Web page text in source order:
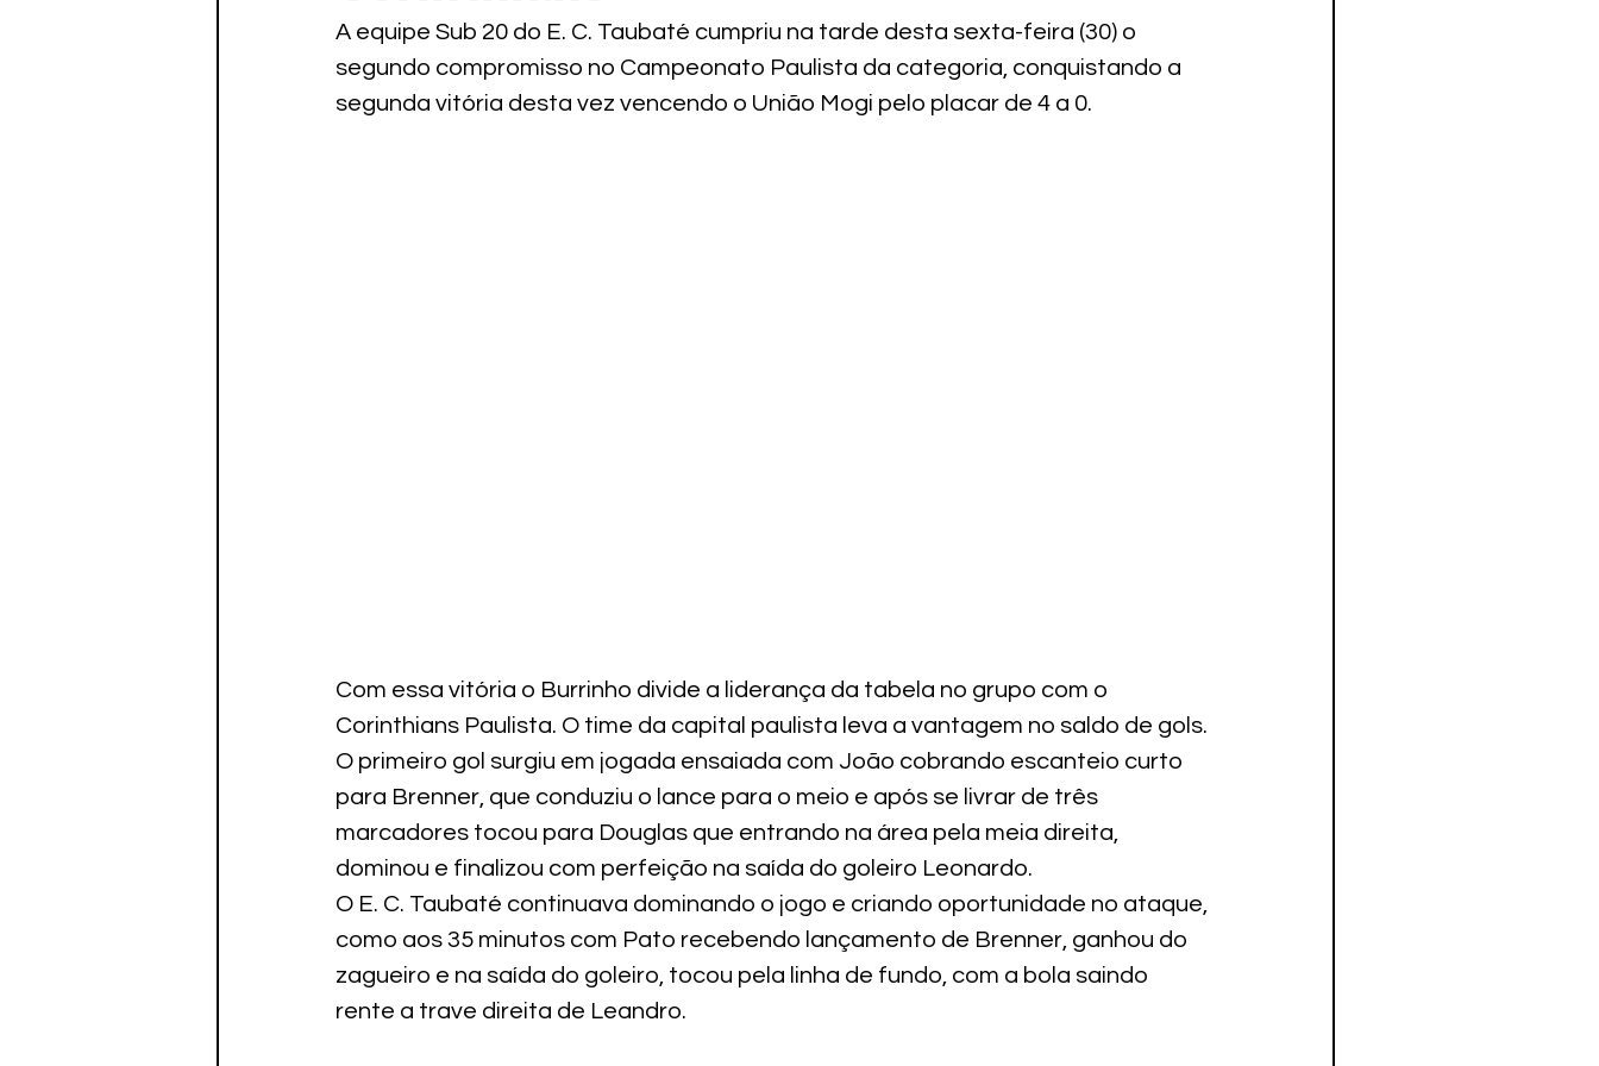
A equipe Sub 20 do E. C. Taubaté cumpriu na tarde desta sexta-feira (30) o
segundo compromisso no Campeonato Paulista da categoria, conquistando a
segunda vitória desta vez vencendo o União Mogi pelo placar de 4 a 0.
Com essa vitória o Burrinho divide a liderança da tabela no grupo com o
Corinthians Paulista. O time da capital paulista leva a vantagem no saldo de gols.
O primeiro gol surgiu em jogada ensaiada com João cobrando escanteio curto
para Brenner, que conduziu o lance para o meio e após se livrar de três
marcadores tocou para Douglas que entrando na área pela meia direita,
dominou e finalizou com perfeição na saída do goleiro Leonardo.
O E. C. Taubaté continuava dominando o jogo e criando oportunidade no ataque,
como aos 35 minutos com Pato recebendo lançamento de Brenner, ganhou do
zagueiro e na saída do goleiro, tocou pela linha de fundo, com a bola saindo
rente a trave direita de Leandro.